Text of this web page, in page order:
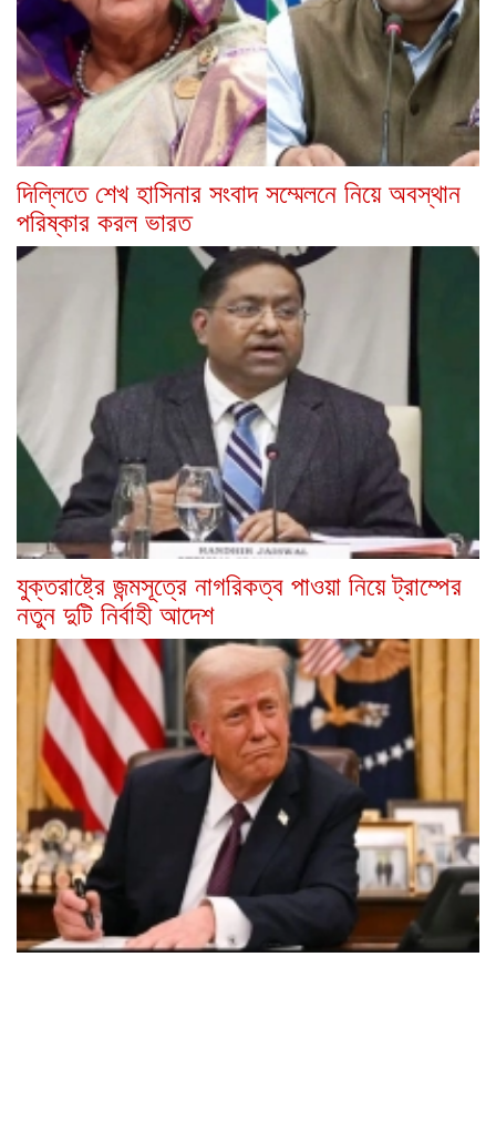
দিল্লিতে শেখ হাসিনার সংবাদ সম্মেলনে নিয়ে অবস্থান
পরিষ্কার করল ভারত
যুক্তরাষ্ট্রে জন্মসূত্রে নাগরিকত্ব পাওয়া নিয়ে ট্রাম্পের
নতুন দুটি নির্বাহী আদেশ